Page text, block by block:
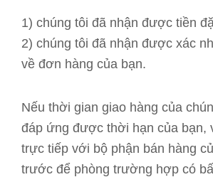
1) chúng tôi đã nhận được tiền
2) chúng tôi đã nhận được xác
về đơn hàng của bạn.
Nếu thời gian giao hàng của
đáp ứng được thời hạn của bạn,
trực tiếp với bộ phận bán hàng
trước để phòng trường hợp có